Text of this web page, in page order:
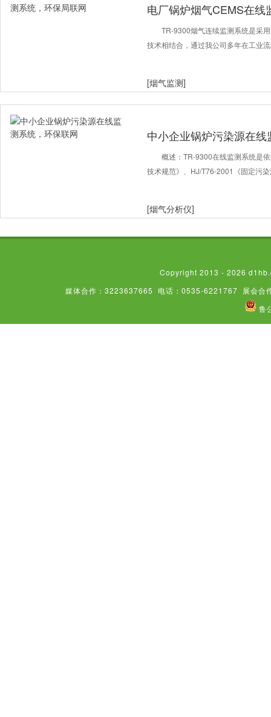
电厂锅炉烟气CEMS在
TR-9300烟气连续监测系统是采
技术相结合，通过我公司多年在工业
[烟气监测]
中小企业锅炉污染源在
概述：TR-9300在线监测系统是
技术规范》、HJ/T76-2001《固定污
[烟气分析仪]
Copyright 2013 - 2026
媒体合作：3223637665
电话：0535-6221767 展会合
鲁